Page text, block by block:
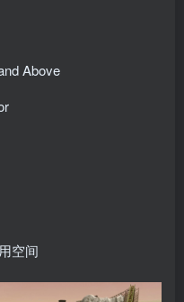
Above
空间